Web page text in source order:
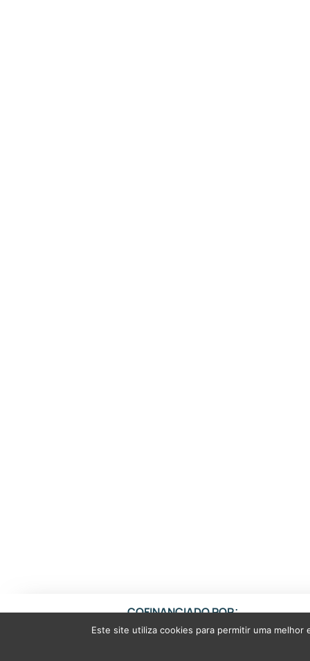
COFINANCIADO POR:
Este site utiliza cookies para permitir uma